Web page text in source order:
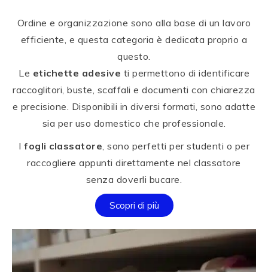
Ordine e organizzazione sono alla base di un lavoro
efficiente, e questa categoria è dedicata proprio a
questo.
Le etichette adesive ti permettono di identificare
raccoglitori, buste, scaffali e documenti con chiarezza
e precisione. Disponibili in diversi formati, sono adatte
sia per uso domestico che professionale.
I fogli classatore, sono perfetti per studenti o per
raccogliere appunti direttamente nel classatore
senza doverli bucare.
Scopri di più